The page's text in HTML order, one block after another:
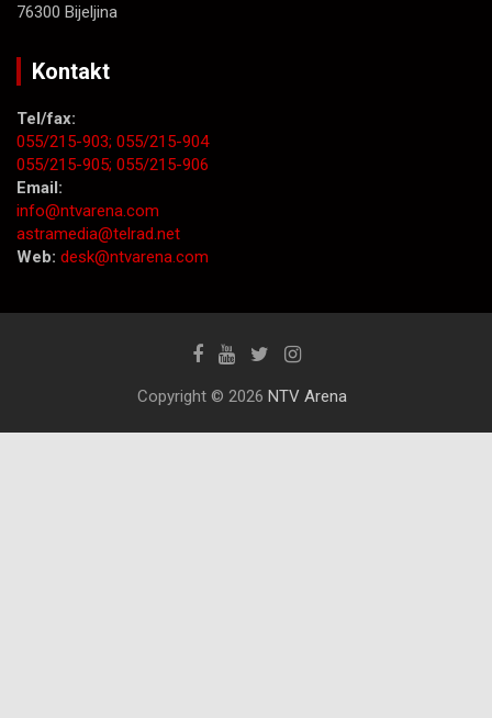
76300 Bijeljina
Kontakt
Tel/fax:
055/215-903; 055/215-904
055/215-905; 055/215-906
Email:
info@ntvarena.com
astramedia@telrad.net
Web: desk@ntvarena.com
Copyright © 2026 NTV Arena